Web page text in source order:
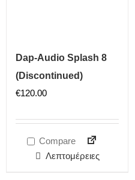
Dap-Audio Splash 8
(Discontinued)
€120.00
Compare
Λεπτομέρειες